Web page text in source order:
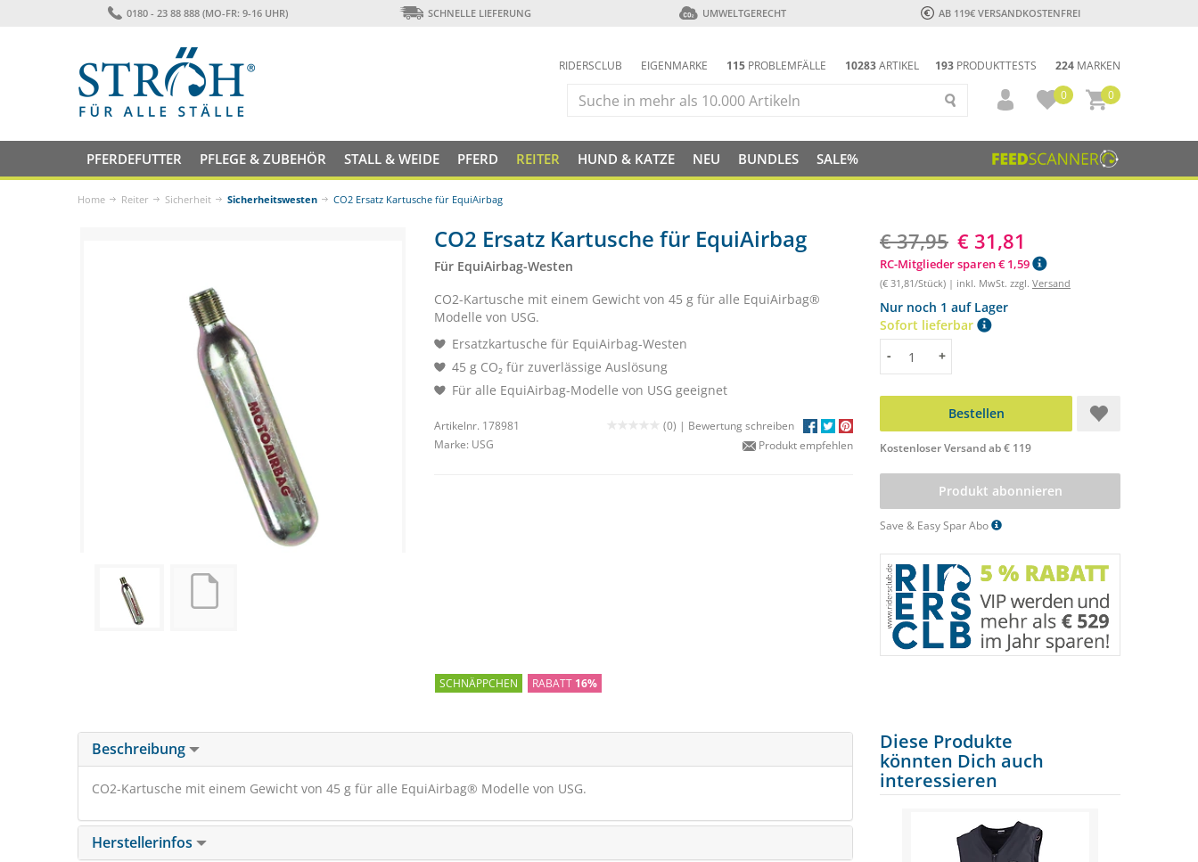
0180 - 23 88 888 (MO-FR: 9-16 UHR) SCHNELLE LIEFERUNG UMWELTGERECHT AB 119€ VERSANDKOSTENFREI
193 PRODUKTTESTS 224 MARKEN
RIDERSCLUB EIGENMARKE 115 PROBLEMFÄLLE 10283ARTIKEL
0
0
PFERDEFUTTER PFLEGE & ZUBEHÖR STALL & WEIDE PFERD REITER HUND & KATZE NEU BUNDLES SALE%
Home Reiter Sicherheit Sicherheitswesten CO2 Ersatz Kartusche für EquiAirbag
CO2 Ersatz Kartusche für EquiAirbag
Für EquiAirbag-Westen
CO2-Kartusche mit einem Gewicht von 45 g für alle EquiAirbag®
Modelle von USG.
Ersatzkartusche für EquiAirbag-Westen
45 g CO₂ für zuverlässige Auslösung
Für alle EquiAirbag-Modelle von USG geeignet
Artikelnr. 178981 (0) | Bewertung schreiben
Marke: USG Produkt empfehlen
€ 37,95 € 31,81
RC-Mitglieder sparen € 1,59
(€ 31,81/Stück) | inkl. MwSt. zzgl. Versand
Nur noch 1 auf Lager
Sofort lieferbar
Menge
- +
Bestellen
Kostenloser Versand ab € 119
Produkt abonnieren
Save & Easy Spar Abo
SCHNÄPPCHEN RABATT 16%
Beschreibung
CO2-Kartusche mit einem Gewicht von 45 g für alle EquiAirbag® Modelle von USG.
Herstellerinfos
Diese Produkte
könnten Dich auch
interessieren